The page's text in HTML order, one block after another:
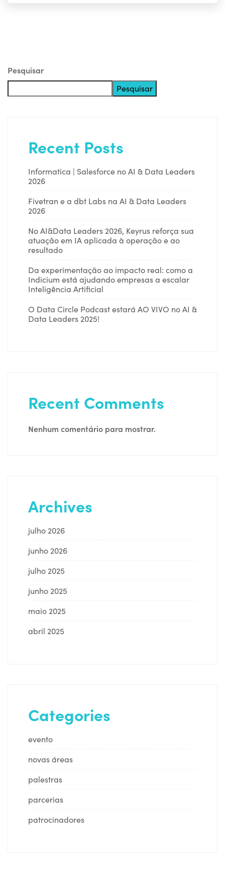
Pesquisar
Pesquisar
Recent Posts
Informatica | Salesforce no AI & Data Leaders
2026
Fivetran e a dbt Labs na AI & Data Leaders
2026
No AI&Data Leaders 2026, Keyrus reforça sua
atuação em IA aplicada à operação e ao
resultado
Da experimentação ao impacto real: como a
Indicium está ajudando empresas a escalar
Inteligência Artificial
O Data Circle Podcast estará AO VIVO no AI &
Data Leaders 2025!
Recent Comments
Nenhum comentário para mostrar.
Archives
julho 2026
junho 2026
julho 2025
junho 2025
maio 2025
abril 2025
Categories
evento
novas áreas
palestras
parcerias
patrocinadores